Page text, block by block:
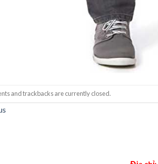
and trackbacks are currently closed.